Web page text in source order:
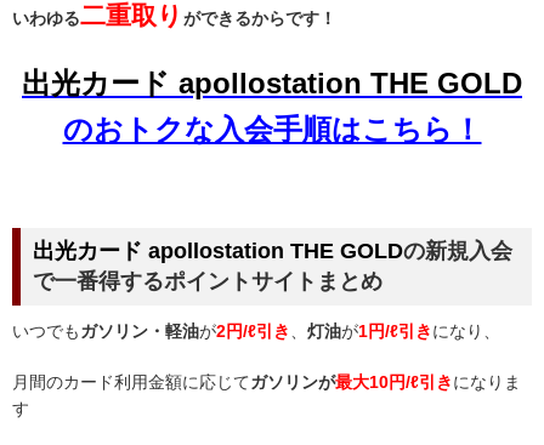
いわゆる二重取り ができるからです！
出光カード apollostation THE GOLD
のおトクな入会手順はこちら！
出光カード apollostation THE GOLDの新規入会
で一番得するポイントサイトまとめ
いつでもガソリン・軽油が2円/ℓ引き、 灯油が1円/ℓ引きになり、
月間のカード利用金額に応じてガソリンが最大10円/ℓ引きになりま
す